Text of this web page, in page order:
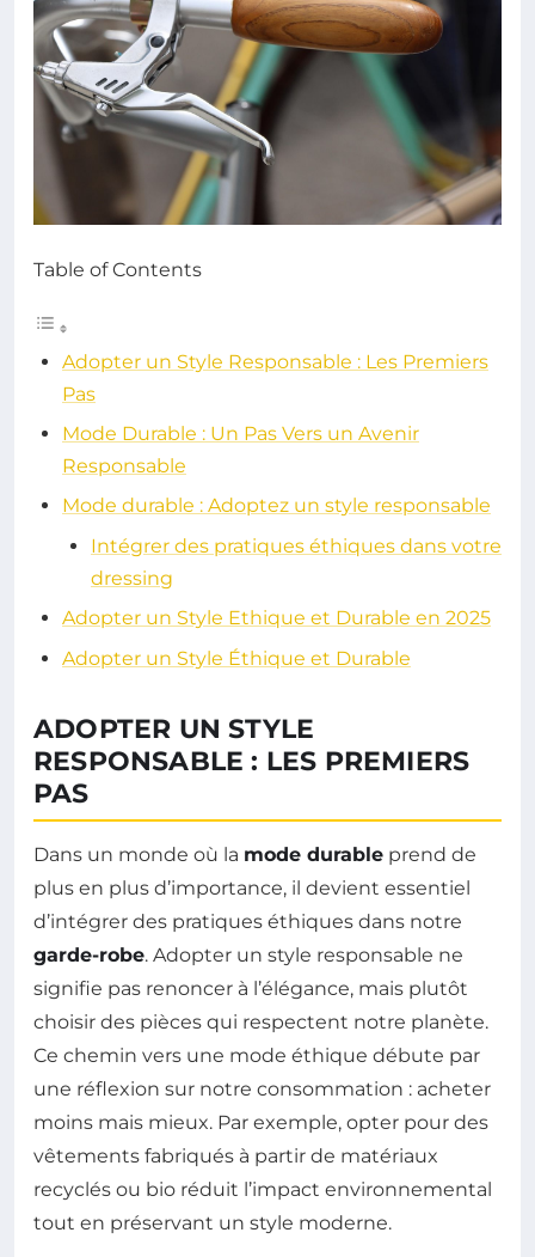
Table of Contents
Adopter un Style Responsable : Les Premiers
Pas
Mode Durable : Un Pas Vers un Avenir
Responsable
Mode durable : Adoptez un style responsable
Intégrer des pratiques éthiques dans votre
dressing
Adopter un Style Ethique et Durable en 2025
Adopter un Style Éthique et Durable
ADOPTER UN STYLE
RESPONSABLE : LES PREMIERS
PAS
Dans un monde où la mode durable prend de
plus en plus d’importance, il devient essentiel
d’intégrer des pratiques éthiques dans notre
garde-robe. Adopter un style responsable ne
signifie pas renoncer à l’élégance, mais plutôt
choisir des pièces qui respectent notre planète.
Ce chemin vers une mode éthique débute par
une réflexion sur notre consommation : acheter
moins mais mieux. Par exemple, opter pour des
vêtements fabriqués à partir de matériaux
recyclés ou bio réduit l’impact environnemental
tout en préservant un style moderne.